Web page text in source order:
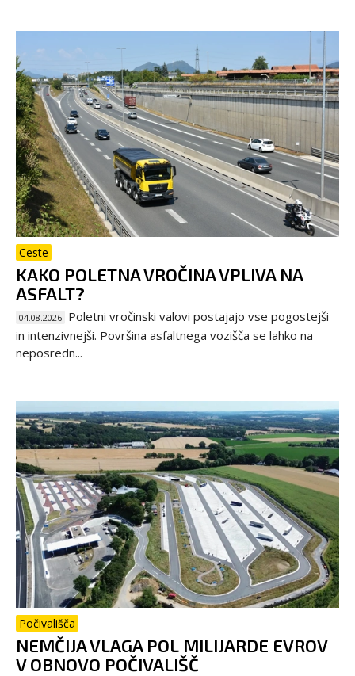
Ceste
KAKO POLETNA VROČINA VPLIVA NA
ASFALT?
04.08.2026 Poletni vročinski valovi postajajo vse pogostejši
in intenzivnejši. Površina asfaltnega vozišča se lahko na
neposredn...
Počivališča
NEMČIJA VLAGA POL MILIJARDE EVROV
V OBNOVO POČIVALIŠČ